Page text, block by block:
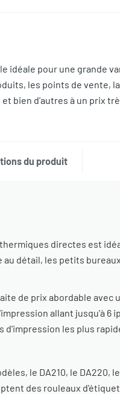
idéale pour une grande
les points de vente,
bien d'autres à un prix
du produit
directes est
détail, les petits
de prix abordable
allant jusqu'à
d'impression les plus
le DA210, le
des rouleaux